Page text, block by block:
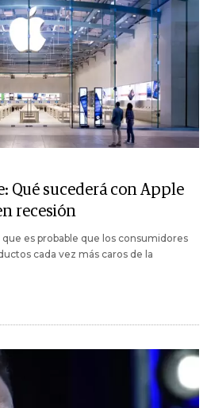
Qué sucederá con Apple
recesión
es probable que los consumidores
cada vez más caros de la